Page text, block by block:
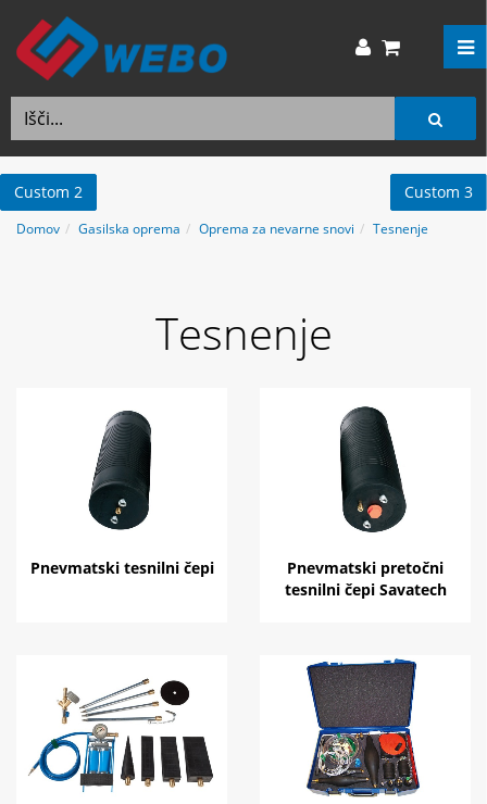
Custom 2 Custom 3
Domov Gasilska oprema Oprema za nevarne snovi Tesnenje
Tesnenje
Pnevmatski tesnilni čepi
Pnevmatski pretočni
tesnilni čepi Savatech